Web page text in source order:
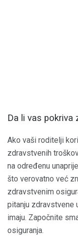
Da li vas pokriva
Ako vaši roditelji
zdravstvenih
na određenu
što verovatno već
zdravstvenim
pitanju zdravstvene
imaju. Započnite
osiguranja.